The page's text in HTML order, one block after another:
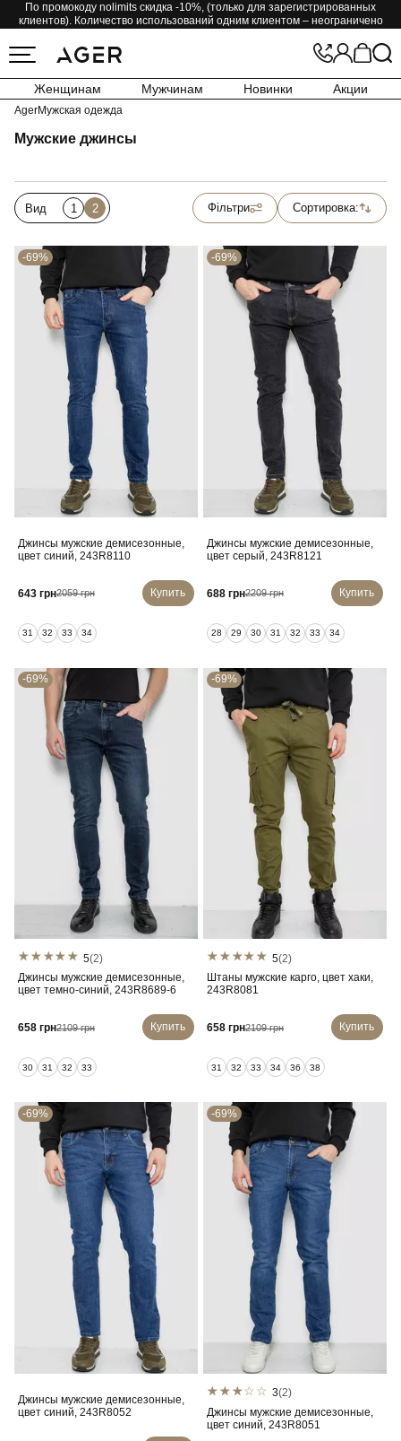
По промокоду nolimits скидка -10%, (только для зарегистрированных
клиентов). Количество использований одним клиентом – неограничено
Женщинам Мужчинам Новинки Акции
AgerМужская одежда
Мужские джинсы
Вид 1 2 Фільтри Сортировка:
-69%
Джинсы мужские демисезонные,
цвет синий, 243R8110
643 грн2059 грн Купить
31 32 33 34
-69%
Джинсы мужские демисезонные,
цвет серый, 243R8121
688 грн2209 грн Купить
28 29 30 31 32 33 34
-69%
5(2)
Джинсы мужские демисезонные,
цвет темно-синий, 243R8689-6
658 грн2109 грн Купить
30 31 32 33
-69%
5(2)
Штаны мужские карго, цвет хаки,
243R8081
658 грн2109 грн Купить
31 32 33 34 36 38
-69%
Джинсы мужские демисезонные,
цвет синий, 243R8052
-69%
3(2)
Джинсы мужские демисезонные,
цвет синий, 243R8051